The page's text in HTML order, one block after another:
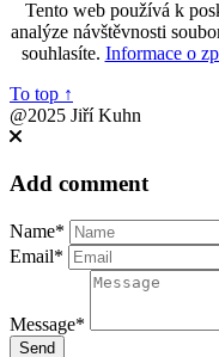
Tento web používá k
analýze návštěvnosti
souhlasíte. Informace o
To top ↑
@2025 Jiří Kuhn
Add comment
Name*
Email*
Message*
Send